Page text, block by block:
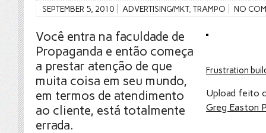
SEPTEMBER 5, 2010 ADVERTISING/MKT, TRAMPO NO
Frustration
Upload feito
Greg Easton
Você entra na faculdade de
Propaganda e então começa
a prestar atenção de que
muita coisa em seu mundo,
em termos de atendimento
ao cliente, está totalmente
errada.